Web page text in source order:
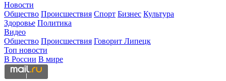
Новости
Общество Происшествия Спорт Бизнес Культура
Здоровье Политика
Видео
Общество Происшествия Говорит Липецк
Топ новости
В России В мире